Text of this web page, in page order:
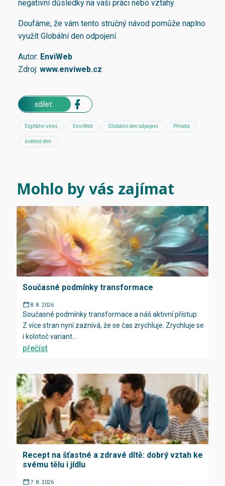
negativní důsledky na vaši práci nebo vztahy.
Doufáme, že vám tento stručný návod pomůže naplno
využít Globální den odpojení.
Autor: EnviWeb
Zdroj: www.enviweb.cz
sdílet:
Digitální stres EnviWeb Globální den odpojení Příroda
světový den
Mohlo by vás zajímat
Současné podmínky transformace
8. 8. 2026
Současné podmínky transformace a náš aktivní přístup
Z více stran nyní zaznívá, že se čas zrychluje. Zrychluje se
i kolotoč variant...
přečíst
Recept na šťastné a zdravé dítě: dobrý vztah ke
svému tělu i jídlu
7. 8. 2026